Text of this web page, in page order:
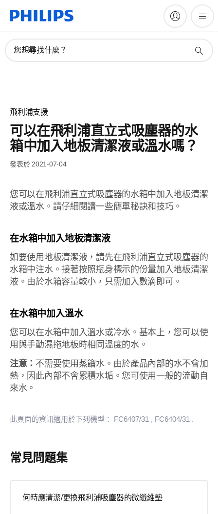
您想尋找什麼？
飛利浦支援
可以在飛利浦直立式吸塵器的水
箱中加入地板清潔液或溫水嗎？
發表於 2021-07-04
您可以在飛利浦直立式吸塵器的水箱中加入地板清潔
液或溫水。請仔細閱讀一些簡單秘訣和技巧。
在水箱中加入地板清潔液
如要使用地板清潔液，請先在飛利浦直立式吸塵器的
水箱中注水。接著按照瓶身標示的份量加入地板清潔
液。由於水箱容量較小，只需加入數滴即可。
在水箱中加入溫水
您可以在水箱中加入溫水或冷水。基本上，您可以使
用與手動濕拖地板時相同溫度的水。
注意： 不需要使用蒸餾水。由於產品內部的水不會加
熱，因此內部不會累積水垢。您可使用一般的流動自
來水。
此頁面的資訊適用於下列機型： FC6407/31 , FC6404/31 .
常見問題集
何時應清潔/更換飛利浦吸塵器的微纖維墊